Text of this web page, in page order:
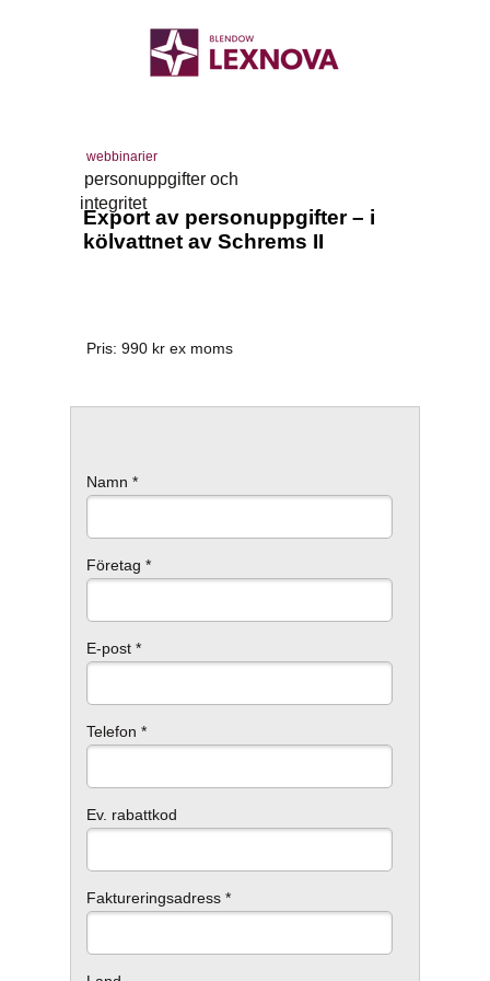
Namn *
Företag *
E-post *
Telefon *
Ev. rabattkod
Faktureringsadress *
webbinarier
personuppgifter och
integritet
Pris: 990 kr ex moms
Export av personuppgifter – i
kölvattnet av Schrems II